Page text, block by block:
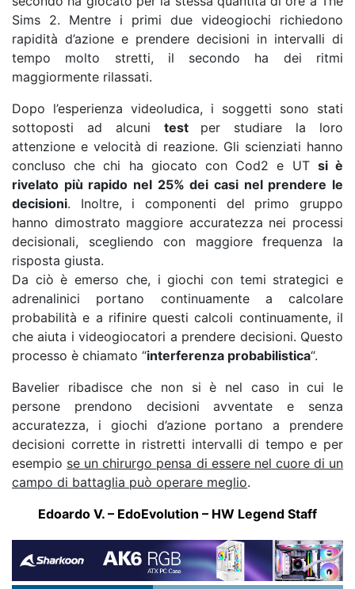
Sims 2. Mentre i primi due videogiochi richiedono
rapidità d’azione e prendere decisioni in intervalli di
tempo molto stretti, il secondo ha dei ritmi
maggiormente rilassati.
Dopo l’esperienza videoludica, i soggetti sono stati
sottoposti ad alcuni test per studiare la loro
attenzione e velocità di reazione. Gli scienziati hanno
concluso che chi ha giocato con Cod2 e UT si è
rivelato più rapido nel 25% dei casi nel prendere le
decisioni. Inoltre, i componenti del primo gruppo
hanno dimostrato maggiore accuratezza nei processi
decisionali, scegliendo con maggiore frequenza la
risposta giusta.
Da ciò è emerso che, i giochi con temi strategici e
adrenalinici portano continuamente a calcolare
probabilità e a rifinire questi calcoli continuamente, il
che aiuta i videogiocatori a prendere decisioni. Questo
processo è chiamato “interferenza probabilistica“.
Bavelier ribadisce che non si è nel caso in cui le
persone prendono decisioni avventate e senza
accuratezza, i giochi d’azione portano a prendere
decisioni corrette in ristretti intervalli di tempo e per
esempio se un chirurgo pensa di essere nel cuore di un
campo di battaglia può operare meglio.
Edoardo V. – EdoEvolution – HW Legend Staff